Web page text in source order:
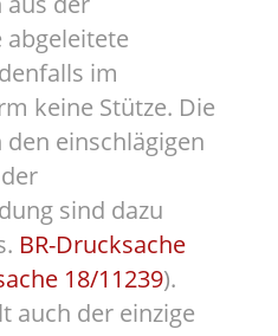
abgeleitete
im
keine Stütze. Die
einschlägigen
sind dazu
BR-Drucksache
18/11239).
auch der einzige